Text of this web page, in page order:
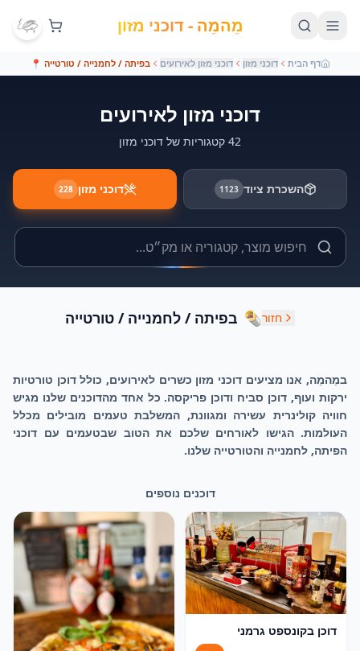
מֵהמֵה - דוכני מזון
דף הבית דוכני מזון דוכני מזון לאירועים בפיתה / לחמנייה / טורטייה 📍
דוכני מזון לאירועים
42 קטגוריות של דוכני מזון
השכרת ציוד 1123 דוכני מזון 228
חזור🌯 בפיתה / לחמנייה / טורטייה
1 דוכן
במֵהמֵה, אנו מציעים דוכני מזון כשרים לאירועים, כולל דוכן טורטיות
ירקות ועוף, דוכן סביח ודוכן פריקסה. כל אחד מהדוכנים שלנו מגיש
חוויה קולינרית עשירה ומגוונת, המשלבת טעמים מובילים מכלל
העולמות. הגישו לאורחים שלכם את הטוב שבטעמים עם דוכני
הפיתה, לחמנייה והטורטייה שלנו.
דוכנים נוספים
דוכן בקונספט גרמני